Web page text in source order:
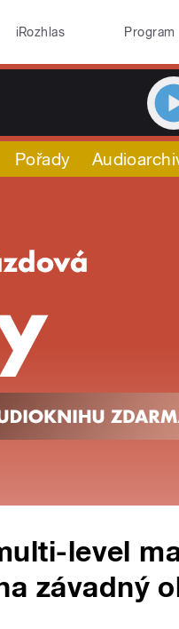
iRozhlas Program
Pořady
level
závadný